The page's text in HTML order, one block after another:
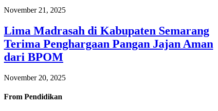
November 21, 2025
Lima Madrasah di Kabupaten Semarang
Terima Penghargaan Pangan Jajan Aman
dari BPOM
November 20, 2025
From Pendidikan